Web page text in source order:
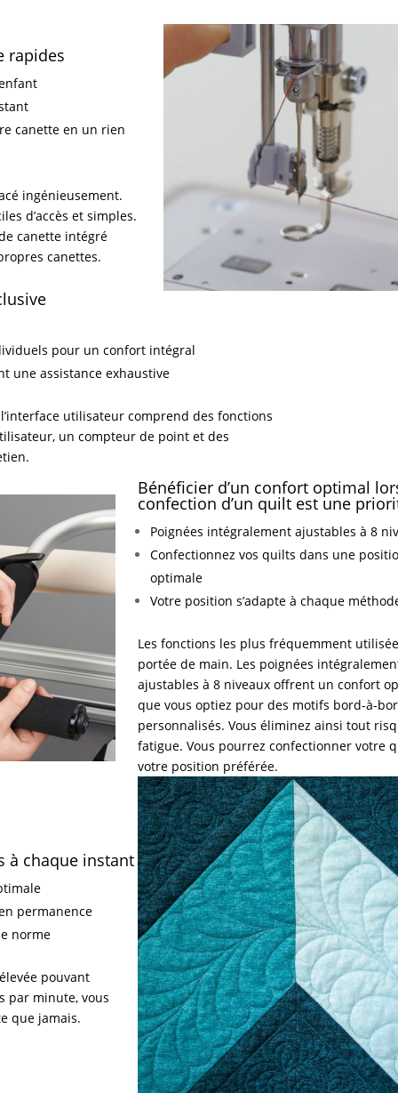
rapides
canette en un rien
ingénieusement.
d’accès et simples.
canette intégré
canettes.
pour un confort intégral
une assistance exhaustive
utilisateur comprend des fonctions
un compteur de point et des
Bénéficier d’un confort optimal
confection d’un quilt est une
Poignées intégralement ajustables à 8
Confectionnez vos quilts dans une
optimale
Votre position s’adapte à chaque
Les fonctions les plus fréquemment
portée de main. Les poignées
ajustables à 8 niveaux offrent un confort
que vous optiez pour des motifs bord-à-
personnalisés. Vous éliminez ainsi tout
fatigue. Vous pourrez confectionner votre
votre position préférée.
à chaque instant
permanence
norme
pouvant
par minute, vous
que jamais.